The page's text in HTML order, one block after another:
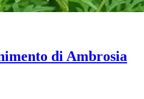
di Ambrosia